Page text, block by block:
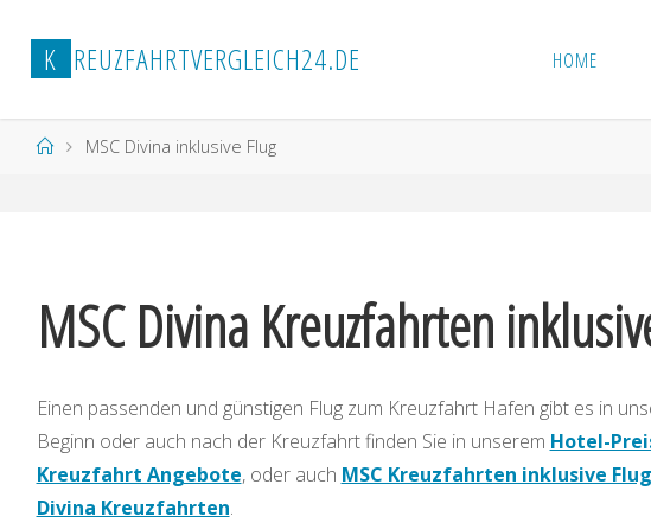
Inhalt
springen
K REUZFAHRTVERGLEICH24.DE HOME
StartMSC Divina inklusive Flug
MSC Divina Kreuzfahrten
Einen passenden und günstigen Flug zum Kreuzfahrt Hafen gibt es in
Beginn oder auch nach der Kreuzfahrt finden Sie in unserem Hotel-
Kreuzfahrt Angebote, oder auch MSC Kreuzfahrten inklusive Flug
Divina Kreuzfahrten.